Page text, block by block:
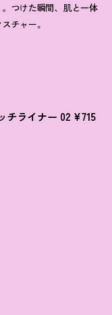
つけた瞬間、肌と一体
チャー。
チライナー 02 ¥715